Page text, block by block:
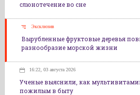
слюнотечение во сне
Эксклюзив
Вырубленные фруктовые деревья
разнообразие морской жизни
16:22, 03 августа 2026
Ученые выяснили, как
пожилым в быту